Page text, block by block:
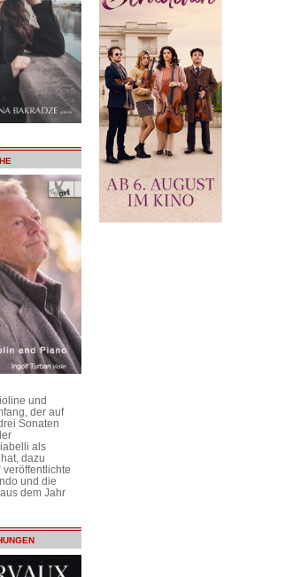
und
der auf
Sonaten
als
dazu
veröffentlichte
und die
dem Jahr